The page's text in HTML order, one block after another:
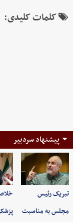
کلمات کلیدی:
پیشنهاد سردبیر
تبریک رئیس
مجلس به مناسبت